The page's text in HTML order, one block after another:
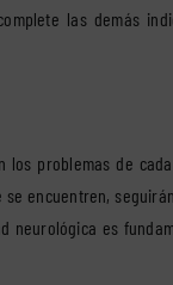
las demás
problemas de
encuentren,
neurológica es